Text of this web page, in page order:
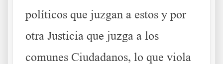
políticos que juzgan a estos y por
otra Justicia que juzga a los
comunes Ciudadanos, lo que viola